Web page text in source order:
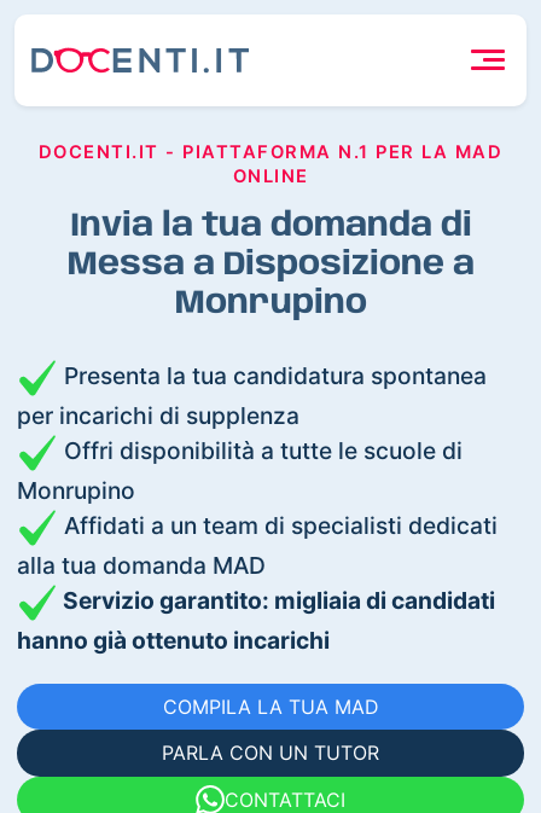
DOCENTI.IT - PIATTAFORMA N.1 PER LA MAD
ONLINE
Invia la tua domanda di
Messa a Disposizione a
Monrupino
Presenta la tua candidatura spontanea
per incarichi di supplenza
Offri disponibilità a tutte le scuole di
Monrupino
Affidati a un team di specialisti dedicati
alla tua domanda MAD
Servizio garantito: migliaia di candidati
hanno già ottenuto incarichi
COMPILA LA TUA MAD
PARLA CON UN TUTOR
CONTATTACI